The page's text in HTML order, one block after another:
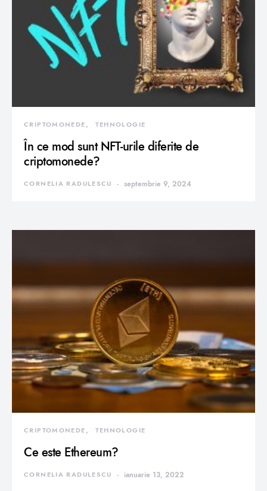
CRIPTOMONEDE TEHNOLOGIE
În ce mod sunt NFT-urile diferite de
criptomonede?
CORNELIA RADULESCU septembrie 9, 2024
CRIPTOMONEDE TEHNOLOGIE
Ce este Ethereum?
CORNELIA RADULESCU ianuarie 13, 2022